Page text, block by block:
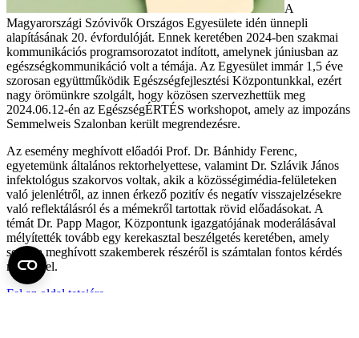
A
Magyarországi Szóvivők Országos Egyesülete idén ünnepli
alapításának 20. évfordulóját. Ennek keretében 2024-ben szakmai
kommunikációs programsorozatot indított, amelynek júniusban az
egészségkommunikáció volt a témája. Az Egyesület immár 1,5 éve
szorosan együttműködik Egészségfejlesztési Központunkkal, ezért
nagy örömünkre szolgált, hogy közösen szervezhettük meg
2024.06.12-én az EgészségÉRTÉS workshopot, amely az impozáns
Semmelweis Szalonban került megrendezésre.
Az esemény meghívott előadói Prof. Dr. Bánhidy Ferenc,
egyetemünk általános rektorhelyettese, valamint Dr. Szlávik János
infektológus szakorvos voltak, akik a közösségimédia-felületeken
való jelenlétről, az innen érkező pozitív és negatív visszajelzésekre
való reflektálásról és a mémekről tartottak rövid előadásokat. A
témát Dr. Papp Magor, Központunk igazgatójának moderálásával
mélyítették tovább egy kerekasztal beszélgetés keretében, amely
során a meghívott szakemberek részéről is számtalan fontos kérdés
merült fel.
Fel az oldal tetejére